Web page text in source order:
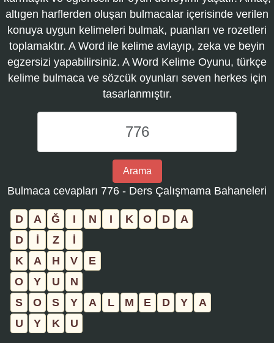
altıgen harflerden oluşan bulmacalar içerisinde verilen
konuya uygun kelimeleri bulmak, puanları ve rozetleri
toplamaktır. A Word ile kelime avlayıp, zeka ve beyin
egzersizi yapabilirsiniz. A Word Kelime Oyunu, türkçe
kelime bulmaca ve sözcük oyunları seven herkes için
tasarlanmıştır.
Word
Kelime
Oyunu
bulmaca
numarasını
girin
ve
Arama
Bulmaca cevapları 776 - Ders Çalışmama Bahaneleri
D A Ğ I N I K O D
A
D
İ Z
İ
K
A H V
E
O
Y U
N
S
O S Y A L M E D Y
A
U
Y K U